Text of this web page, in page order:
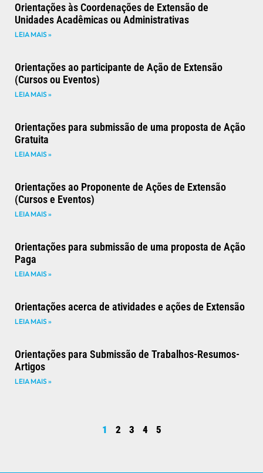
Orientações às Coordenações de Extensão de
Unidades Acadêmicas ou Administrativas
LEIA MAIS »
Orientações ao participante de Ação de Extensão
(Cursos ou Eventos)
LEIA MAIS »
Orientações para submissão de uma proposta de Ação
Gratuita
LEIA MAIS »
Orientações ao Proponente de Ações de Extensão
(Cursos e Eventos)
LEIA MAIS »
Orientações para submissão de uma proposta de Ação
Paga
LEIA MAIS »
Orientações acerca de atividades e ações de Extensão
LEIA MAIS »
Orientações para Submissão de Trabalhos-Resumos-
Artigos
LEIA MAIS »
1 2 3 4 5